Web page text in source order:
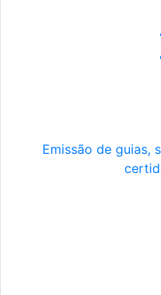
Emissão de guias,